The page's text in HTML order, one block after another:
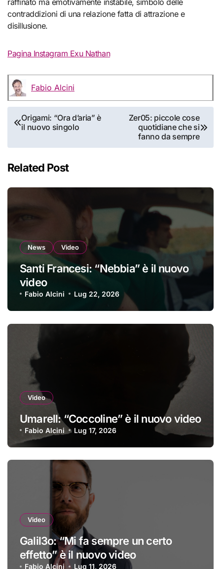
contraddizioni di una relazione fatta di attrazione e
disillusione.
Pagina Instagram Exu Nathan
Fabio Alcini
Navigazione
articoli
Origami: “Ora d’aria” è
il nuovo singolo
Zer05: piccole cose
quotidiane che si
fanno da sempre
Related Post
News Video
Santi Francesi: “Nebbia” è il nuovo
video
Fabio Alcini Lug 22, 2026
Video
Umarell: “Coccoline” è il nuovo video
Fabio Alcini Lug 17, 2026
Video
Galil3o: “Mi fa sempre un certo
effetto” è il nuovo video
Fabio Alcini Lug 11, 2026